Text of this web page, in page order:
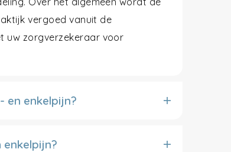
vergoed vanuit de
uw zorgverzekeraar voor
en enkelpijn?